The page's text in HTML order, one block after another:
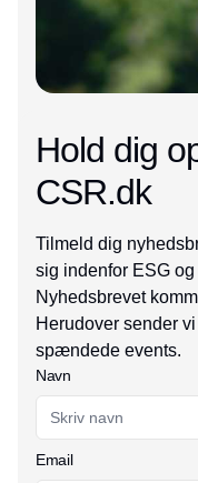
Hold dig
CSR.dk
Tilmeld dig
sig indenfor ESG
Nyhedsbrevet
Herudover sender
spændede events.
Navn
Email